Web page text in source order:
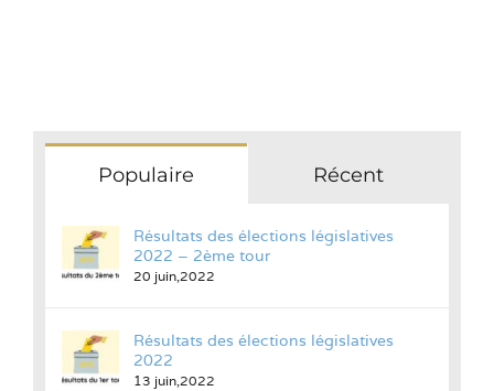
Populaire Récent
Résultats des élections législatives
2022 – 2ème tour
20 juin,2022
Résultats des élections législatives
2022
13 juin,2022